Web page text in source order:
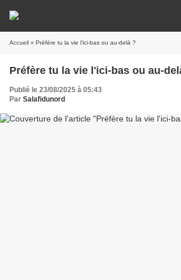
Accueil » Préfère tu la vie l'ici-bas ou au-delà ?
Préfère tu la vie l'ici-bas ou au-
Publié le 23/08/2025 à 05:43
Par Salafidunord